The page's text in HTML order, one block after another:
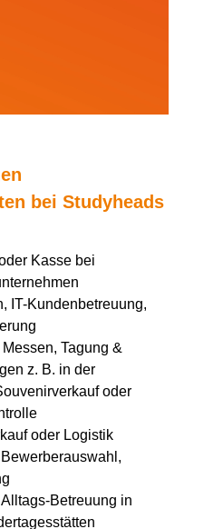
bei Studyheads
Kasse bei
IT-Kundenbetreuung,
Tagung &
z. B. in der
oder
oder Logistik
Betreuung in